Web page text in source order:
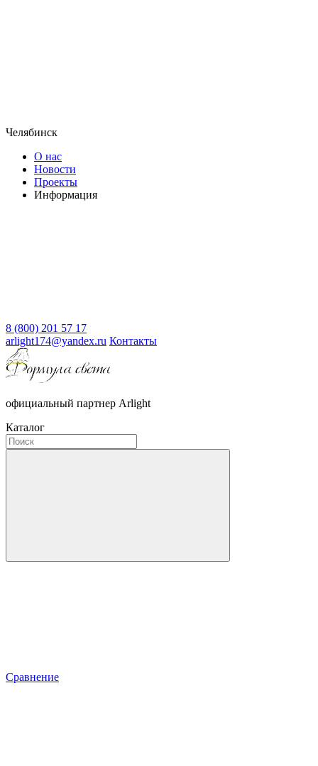
Челябинск
О нас
Новости
Проекты
Информация
8 (800) 201 57 17
arlight174@yandex.ru Контакты
официальный партнер Arlight
Каталог
Сравнение